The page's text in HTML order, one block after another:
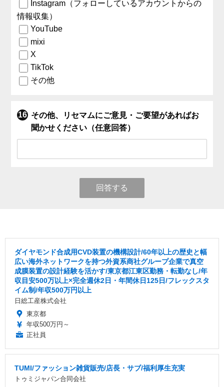
Instagram（フォローしているアカウントからの
情報収集）
YouTube
mixi
X
TikTok
その他
その他、リセマムにご意見・ご要望があればお
聞かせください（任意回答）
回答する
ダイヤモンド合成用CVD装置の機構設計/60年以上の歴史と幅
広い海外ネットワークを持つ外資系商社グループ企業で真空
成膜装置の設計経験を活かす/東京都江東区勤務・転勤なし/年
収目安500万以上×完全週休2日・年間休日125日/フレックスタ
イム制/年収500万円以上
日総工産株式会社
東京都
年収500万円～
正社員
TUMI/ファッション雑貨販売/店長・サブ/福利厚生充実
トゥミジャパン合同会社